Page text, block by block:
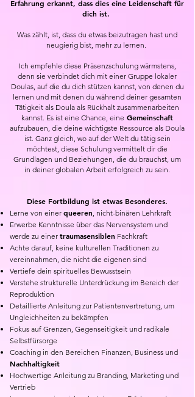
Erfahrung erkannt, dass dies eine Leidenschaft für
dich ist.
Was zählt, ist, dass du etwas beizutragen hast und
neugierig bist, mehr zu lernen.
Ich empfehle diese Präsenzschulung wärmstens,
denn sie verbindet dich mit einer Gruppe lokaler
Doulas, auf die du dich stützen kannst, von denen du
lernen und mit denen du während deiner gesamten
Tätigkeit als Doula als Rückhalt zusammenarbeiten
kannst. Es ist eine Chance, eine Gemeinschaft
aufzubauen, die deine wichtigste Ressource als Doula
ist. Ganz gleich, wo auf der Welt du tätig sein
möchtest, diese Schulung vermittelt dir die
Grundlagen und Beziehungen, die du brauchst, um
in deiner globalen Arbeit erfolgreich zu sein.
Diese Fortbildung ist etwas Besonderes.
Lerne von einer queeren, nicht-binären Lehrkraft
Erwerbe Kenntnisse über das Nervensystem und
werde zu einer traumasensiblen Fachkraft
Achte darauf, keine kulturellen Traditionen zu
vereinnahmen, die nicht die eigenen sind
Vertiefe dein spirituelles Bewusstsein
Verstehe strukturelle Unterdrückung im Bereich der
Reproduktion
Detaillierte Anleitung zur Patientenvertretung, um
Ungleichheiten zu bekämpfen
Fokus auf Grenzen, Gegenseitigkeit und radikale
Selbstfürsorge
Coaching in den Bereichen Finanzen, Business und
Nachhaltigkeit
Hochwertige Anleitung zu Branding, Marketing und
Vertrieb